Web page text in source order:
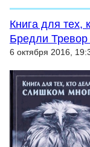
Книга для тех,
Бредли Тревор
6 октября 2016,